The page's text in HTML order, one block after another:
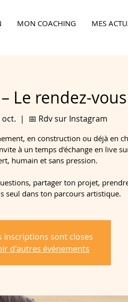
MON COACHING MES
Le rendez-
oct.
  |
📅 Rdv sur Instagram
en construction ou déjà en
à un temps d'échange en live
humain et sans pression.
partager ton projet,
seul dans ton parcours artistique.
inscriptions sont closes
d'autres événements